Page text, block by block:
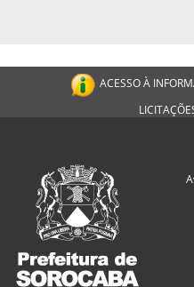
ACESSO À